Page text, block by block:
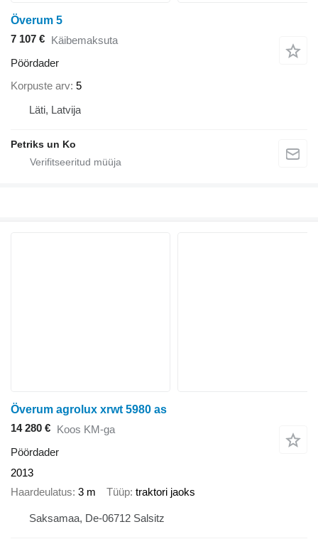
Överum 5
7 107 € Käibemaksuta
Pöördader
Korpuste arv 5
Läti, Latvija
Petriks un Ko
Överum agrolux xrwt 5980 as
14 280 € Koos KM-ga
Pöördader
2013
Haardeulatus 3 m Tüüp traktori jaoks
Saksamaa, De-06712 Salsitz